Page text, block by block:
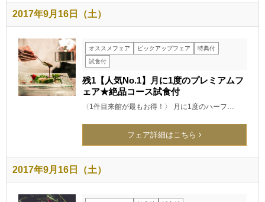
2017年9月16日（土）
オススメフェア ピックアップフェア
特典付
試食付
残1【人気No.1】月に1度のプレミアムフ
ェア★絶品コース試食付
〈1件目来館が最もお得！〉 月に1度のハーフ…
フェア詳細はこちら
2017年9月16日（土）